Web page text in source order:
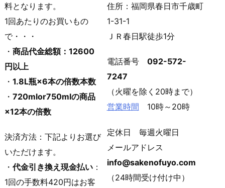
料となります。
1回あたりのお買いもの
で・・・
・ 商品代金総額：12600
円以上
・ 1.8L瓶×6本の倍数本数
・ 720mlor750mlの商品
×12本の倍数
決済方法：下記よりお選び
いただけます。
・ 代金引き換え現金払い ：
1回の手数料420円はお客
住所：福岡県春日市千歳町
1-31-1
ＪＲ春日駅徒歩1分
電話番号 092-572-
7247
（火曜を除く20時まで）
営業時間 10時～20時
定休日 毎週火曜日
メールアドレス
info@sakenofuyo.com
（24時間受け付け中）